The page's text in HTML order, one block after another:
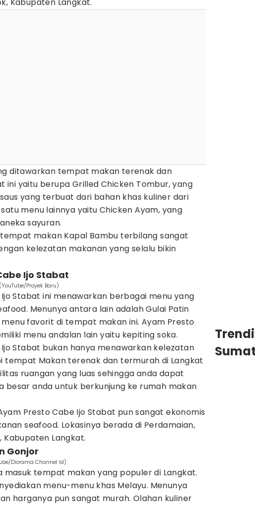
ditawarkan tempat makan terenak dan
ini yaitu berupa Grilled Chicken Tombur, yang
yang terbuat dari bahan khas kuliner dari
menu lainnya yaitu Chicken Ayam, yang
sayuran.
makan Kapal Bambu terbilang sangat
kelezatan makanan yang selalu bikin
Ijo Stabat
Proyek Baru)
Stabat ini menawarkan berbagai menu yang
Menunya antara lain adalah Gulai Patin
menu favorit di tempat makan ini. Ayam Presto
menu andalan lain yaitu kepiting soka.
Stabat bukan hanya menawarkan kelezatan
tempat Makan terenak dan termurah di Langkat
ruangan yang luas sehingga anda dapat
besar anda untuk berkunjung ke rumah makan
Presto Cabe Ijo Stabat pun sangat ekonomis
seafood. Lokasinya berada di Perdamaian,
Langkat.
Gonjor
Diorama Channel Id)
masuk tempat makan yang populer di Langkat.
menu-menu khas Melayu. Menunya
harganya pun sangat murah. Olahan kuliner